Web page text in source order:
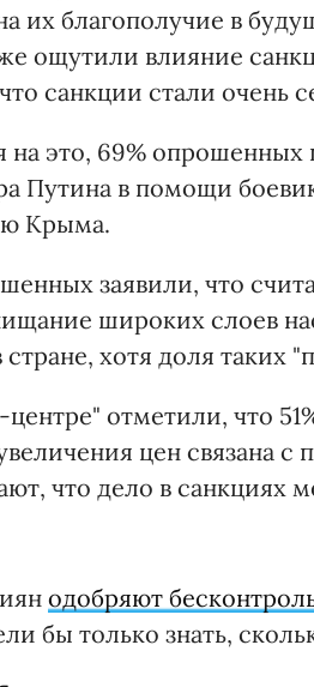
их благополучие в
ощутили влияние
санкции стали очень
на это, 69%
Путина в помощи
Крыма.
заявили, что
широких слоев
стране, хотя доля таких
центре" отметили, что
цен связана
что дело в санкциях
одобряют
бы только знать,